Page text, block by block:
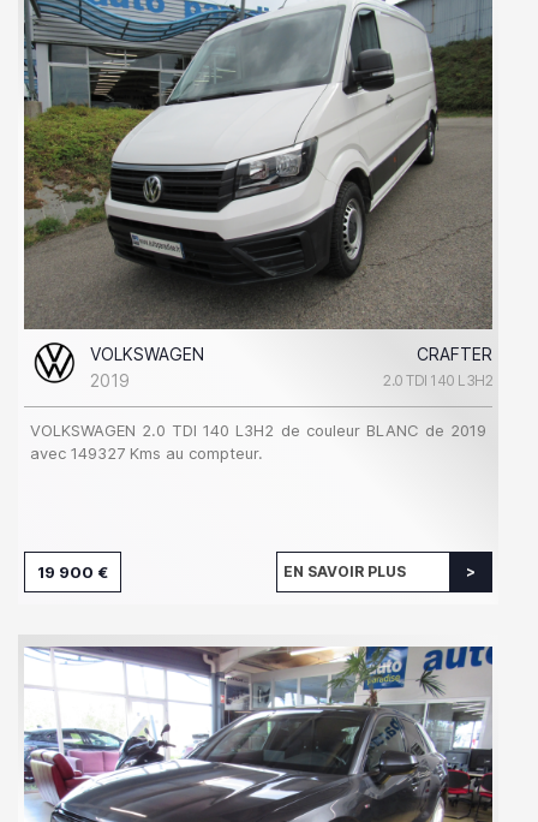
VOLKSWAGEN
CRAFTER
2019
2.0 TDI 140 L3H2
VOLKSWAGEN 2.0 TDI 140 L3H2 de couleur BLANC de 2019
avec 149327 Kms au compteur.
19 900 € EN SAVOIR PLUS